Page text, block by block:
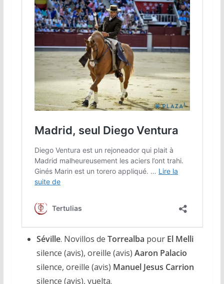
Séville. Novillos de Torrealba pour El Melli
silence (avis), oreille (avis) Aaron Palacio
silence, oreille (avis) Manuel Jesus Carrion
silence (avis), vuelta.